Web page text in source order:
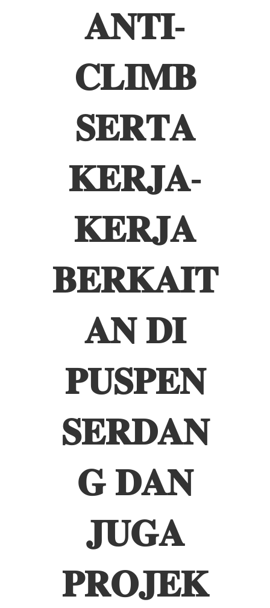
𝐀𝐍𝐓𝐈-
𝐂𝐋𝐈𝐌𝐁
𝐒𝐄𝐑𝐓𝐀
𝐊𝐄𝐑𝐉𝐀-
𝐊𝐄𝐑𝐉𝐀
𝐁𝐄𝐑𝐊𝐀𝐈𝐓
𝐀𝐍 𝐃𝐈
𝐏𝐔𝐒𝐏𝐄𝐍
𝐒𝐄𝐑𝐃𝐀𝐍
𝐆 𝐃𝐀𝐍
𝐉𝐔𝐆𝐀
𝐏𝐑𝐎𝐉𝐄𝐊